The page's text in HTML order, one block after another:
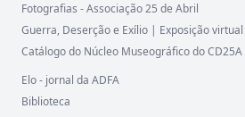
Fotografias - Associação 25 de Abril
Guerra, Deserção e Exílio | Exposição virtual
Catálogo do Núcleo Museográfico do CD25A
Elo - jornal da ADFA
Biblioteca